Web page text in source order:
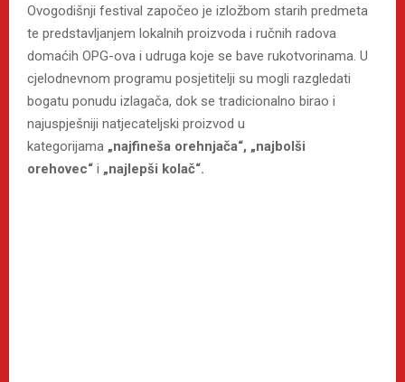
Ovogodišnji festival započeo je izložbom starih predmeta
te predstavljanjem lokalnih proizvoda i ručnih radova
domaćih OPG-ova i udruga koje se bave rukotvorinama. U
cjelodnevnom programu posjetitelji su mogli razgledati
bogatu ponudu izlagača, dok se tradicionalno birao i
najuspješniji natjecateljski proizvod u
kategorijama „najfineša orehnjača“, „najbolši
orehovec“ i „najlepši kolač“.